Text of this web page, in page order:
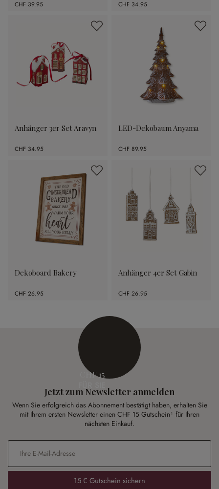
CHF 39.95 CHF 34.95
Anhänger 3er Set Aravyn
CHF 34.95
LED-Dekobaum Anyama
CHF 89.95
Dekoboard Bakery
CHF 26.95
Anhänger 4er Set Gabin
CHF 26.95
CHF 15
Jetzt zum Newsletter anmelden
Wenn Sie erfolgreich das Abonnement bestätigt haben, erhalten Sie
mit Ihrem ersten Newsletter einen CHF 15 Gutschein¹ für Ihren
nächsten Einkauf.
E-Mail-Adresse
15 € Gutschein sichern